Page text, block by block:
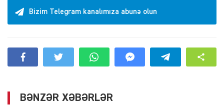
Bizim Telegram kanalımıza abunə olun
BƏNZƏR XƏBƏRLƏR